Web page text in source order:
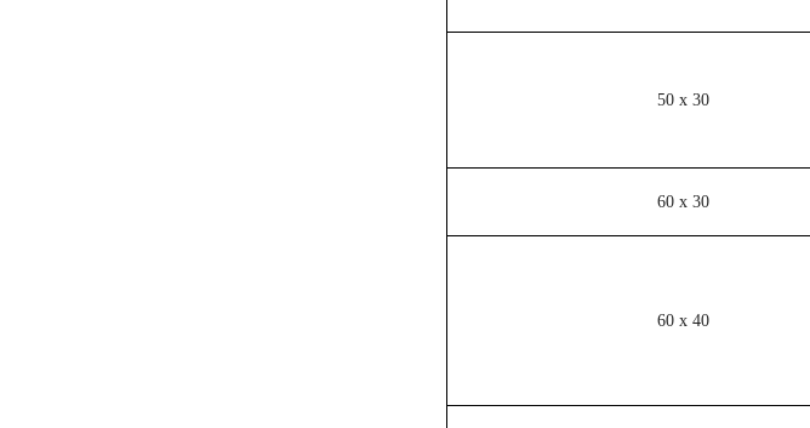
50 x 30
60 x 30
60 x 40